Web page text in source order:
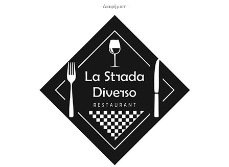
- Διαφήμιση -